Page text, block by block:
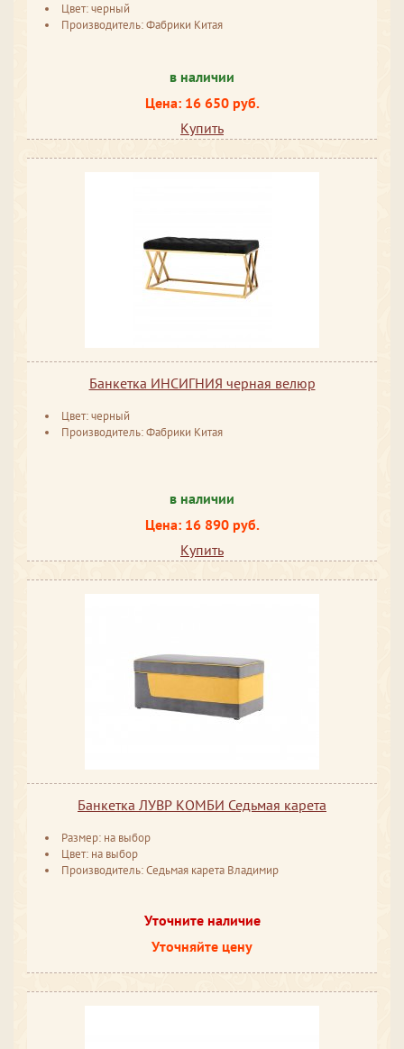
Цвет: черный
Производитель: Фабрики Китая
в наличии
Цена: 16 650 руб.
Купить
Банкетка ИНСИГНИЯ черная велюр
Цвет: черный
Производитель: Фабрики Китая
в наличии
Цена: 16 890 руб.
Купить
Банкетка ЛУВР КОМБИ Седьмая карета
Размер: на выбор
Цвет: на выбор
Производитель: Седьмая карета Владимир
Уточните наличие
Уточняйте цену